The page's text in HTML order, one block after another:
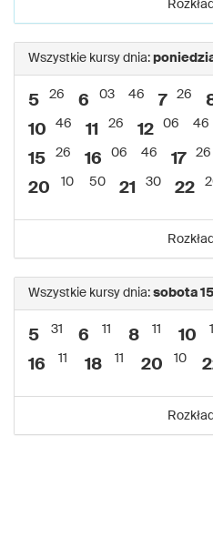
Wszystkie kursy dnia:
5 26 6 03 46 7 26
10 46 11 26 12 06 46
15 26 16 06 46 17 26
20 10 50 21 30 22
Wszystkie kursy dnia: sobota
5 31 6 11 8 11 10
16 11 18 11 20 10